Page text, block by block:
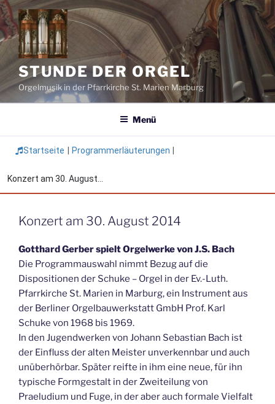
Zum
Inhalt
springen
STUNDE DER ORGEL
Orgelmusik in der Pfarrkirche St. Marien Marburg
Menü
Startseite Programmerläuterungen
Konzert am 30. August...
Konzert am 30. August 2014
Gotthard Gerber spielt Orgelwerke von J.S. Bach
Die Programmauswahl nimmt Bezug auf die
Dispositionen der Schuke – Orgel in der Ev.-Luth.
Pfarrkirche St. Marien in Marburg, ein Instrument aus
der Berliner Orgelbauwerkstatt GmbH Prof. Karl
Schuke von 1968 bis 1969.
In den Jugendwerken von Johann Sebastian Bach ist
der Einfluss der alten Meister unverkennbar und auch
unüberhörbar. Später reifte in ihm eine neue, für ihn
typische Formgestalt in der Zweiteilung von
Praeludium und Fuge, in der aber auch formale Vielfalt